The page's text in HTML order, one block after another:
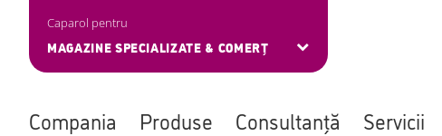
Caparol pentru
MAGAZINE SPECIALIZATE & COMERȚ
Compania Produse Consultanță Servicii